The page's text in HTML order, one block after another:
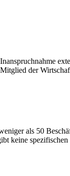
der
als 50
keine